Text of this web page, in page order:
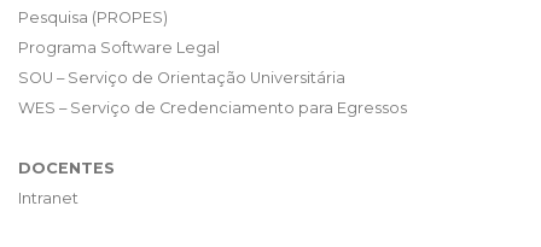
Pesquisa (PROPES)
Programa Software Legal
SOU – Serviço de Orientação Universitária
WES – Serviço de Credenciamento para Egressos
DOCENTES
Intranet